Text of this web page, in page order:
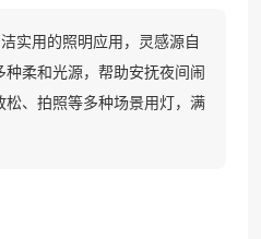
实用的照明应用，灵感源自
柔和光源，帮助安抚夜间闹
、拍照等多种场景用灯，满